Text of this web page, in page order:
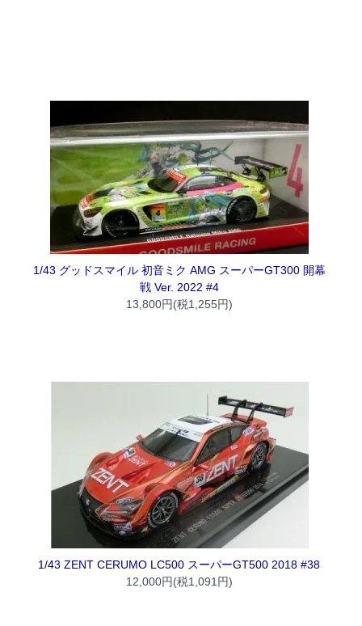
1/43 グッドスマイル 初音ミク AMG スーパーGT300 開幕
戦 Ver. 2022 #4
13,800円(税1,255円)
1/43 ZENT CERUMO LC500 スーパーGT500 2018 #38
12,000円(税1,091円)